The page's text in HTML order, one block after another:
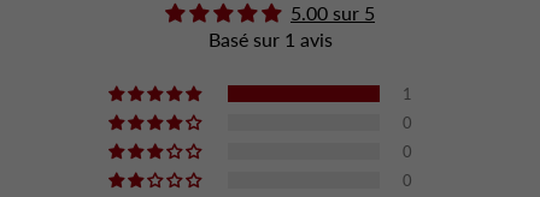
5.00 sur 5
Basé sur 1 avis
1
0
0
0